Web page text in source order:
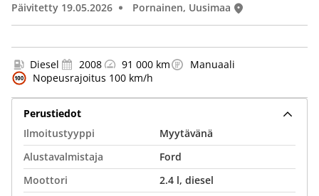
Päivitetty 19.05.2026
Pornainen, Uusimaa
Diesel 2008 91 000 km
Manuaali
Nopeusrajoitus 100 km/h
Perustiedot
Ilmoitustyyppi
Myytävänä
Alustavalmistaja
Ford
Moottori
2.4 l, diesel